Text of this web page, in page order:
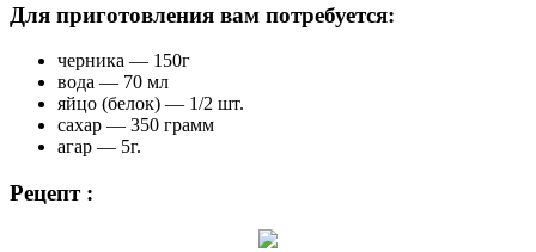
Для приготовления вам потребуется:
черника — 150г
вода — 70 мл
яйцо (белок) — 1/2 шт.
сахар — 350 грамм
агар — 5г.
Рецепт :